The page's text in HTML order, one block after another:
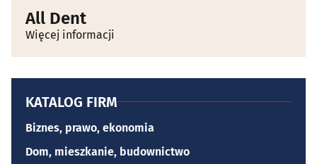
All Dent
Więcej informacji
KATALOG FIRM
Biznes, prawo, ekonomia
Dom, mieszkanie, budownictwo